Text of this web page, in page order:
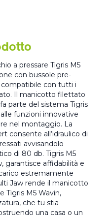
a pressare Tigris M5
con bussole pre-
compatibile con tutti i
Il manicotto filettato
parte del sistema Tigris
funzioni innovative
nel montaggio. La
consente all’idraulico di
avvisandolo
di 80 db. Tigris M5
garantisce affidabilità e
estremamente
Jaw rende il manicotto
Tigris M5 Wavin,
che tu stia
una casa o un